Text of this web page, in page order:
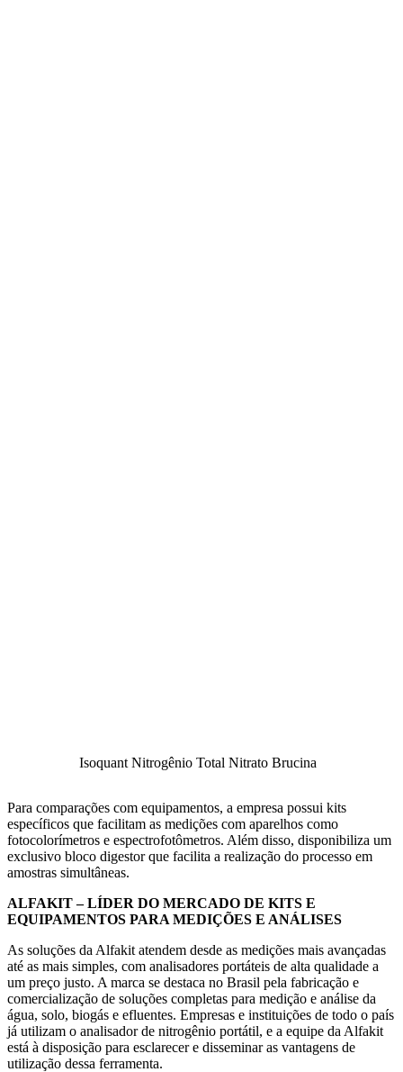
Isoquant Nitrogênio Total Nitrato Brucina
Para comparações com equipamentos, a empresa possui kits
específicos que facilitam as medições com aparelhos como
fotocolorímetros e espectrofotômetros. Além disso, disponibiliza um
exclusivo bloco digestor que facilita a realização do processo em
amostras simultâneas.
ALFAKIT – LÍDER DO MERCADO DE KITS E
EQUIPAMENTOS PARA MEDIÇÕES E ANÁLISES
As soluções da Alfakit atendem desde as medições mais avançadas
até as mais simples, com analisadores portáteis de alta qualidade a
um preço justo. A marca se destaca no Brasil pela fabricação e
comercialização de soluções completas para medição e análise da
água, solo, biogás e efluentes. Empresas e instituições de todo o país
já utilizam o analisador de nitrogênio portátil, e a equipe da Alfakit
está à disposição para esclarecer e disseminar as vantagens de
utilização dessa ferramenta.